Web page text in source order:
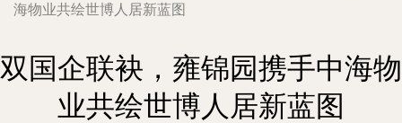
海物业共绘世博人居新蓝图
双国企联袂，雍锦园携手中海物
业共绘世博人居新蓝图